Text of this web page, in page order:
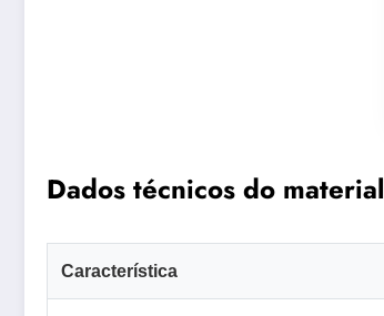
Dados técnicos do material
Característica